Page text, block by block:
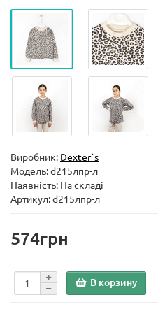
Виробник: Dexter`s
Модель:d215лпр-л
Наявність: На складі
Артикул: d215лпр-л
574грн
В корзину